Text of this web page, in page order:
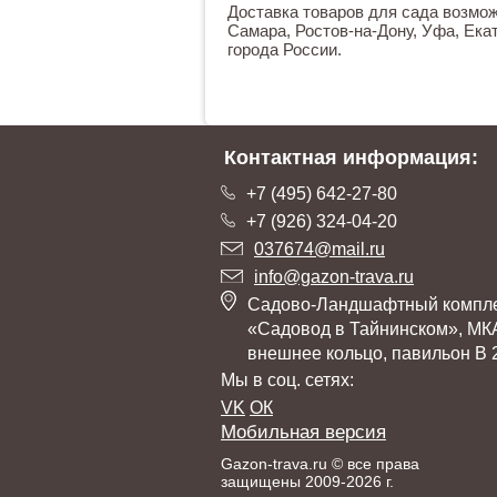
Доставка товаров для сада
Самара, Ростов-на-Дону, Уфа,
города России.
Контактная информация:
+7 (495) 642-27-80
+7 (926) 324-04-20
037674@mail.ru
info@gazon-trava.ru
Садово-Ландшафтный
«Садовод в Тайнинском»,
внешнее кольцо, павильон В
Мы в соц. сетях:
VK ОК
Мобильная версия
Gazon-trava.ru © все права
защищены 2009-2026 г.